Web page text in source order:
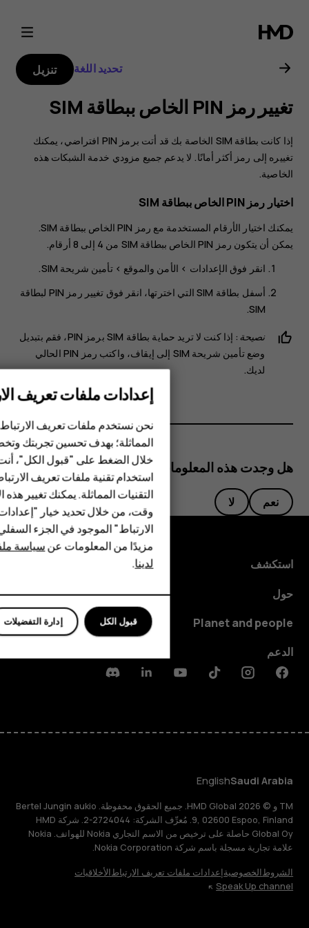
دليل
مستخدم
هاتف
Nokia
2.1
الهواتف الذكية
الهواتف المميزة
الأكسسوارات
HMD Terra M
HMD Watch
للأعمال
تحديد اللغة تنزيل
تغيير رمز PIN الخاص ببطاقة SIM‬
إذا كانت بطاقة SIM الخاصة بك قد أتت برمز PIN افتراضي، يمكنك
تغييره إلى رمز أكثر أمانًا. لا يدعم جميع مزودي خدمة الشبكات هذه
الخاصية.
اختيار رمز PIN الخاص ببطاقة SIM
يمكنك اختيار الأرقام المستخدمة مع رمز PIN الخاص ببطاقة SIM.
يمكن أن يتكون رمز PIN الخاص ببطاقة SIM من 4 إلى 8 أرقام.
انقر فوق الإعدادات > الأمن والموقع >تأمين شريحة SIM
.
أسفل بطاقة SIM التي اخترتها، انقر فوق
تغيير رمز PIN‎ لبطاقة
SIM
.
نصيحة:
إذا كنت لا تريد حماية بطاقة SIM برمز PIN، فقم بتبديل
وضعتأمين شريحة SIM إلى إيقاف
، واكتب رمز PIN الحالي
لديك.
هل وجدت هذه المعلومات مفيدة؟
نعم لا
استكشف
حول
Planet and people
الدعم
Facebook
Instagram
Tiktok
Youtube
Linkedin
Discord
Saudi Arabia
English
TM و © 2026 HMD Global. جميع الحقوق محفوظة. Bertel Jungin aukio
9, 02600 Espoo, Finland. مُعرِّف الشركة: 2724044-2. شركة HMD
Global Oy حاصلة على ترخيص من الاسم التجاري Nokia للهواتف. Nokia
علامة تجارية مسجلة باسم شركة Nokia Corporation.
الشروطالخصوصيةإعدادات ملفات تعريف الارتباطالأخلاقيات
Speak Up channel
إعدادات ملفات تعريف
نحن نستخدم ملفات تعريف
المماثلة؛ بهدف تحسين تجربتك
خلال الضغط على "قبول الكل"،
استخدام تقنية ملفات تعريف
التقنيات المماثلة. يمكنك تغيير
وقت، من خلال تحديد خيار
الارتباط" الموجود في الجزء
مزيدًا من المعلومات عنسياسة
لدينا.
إدارة التفضيلات قبول الكل